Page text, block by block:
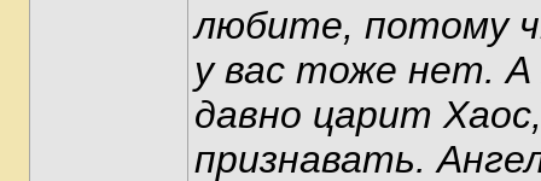
любите, потому
у вас тоже нет.
давно царит
признавать.